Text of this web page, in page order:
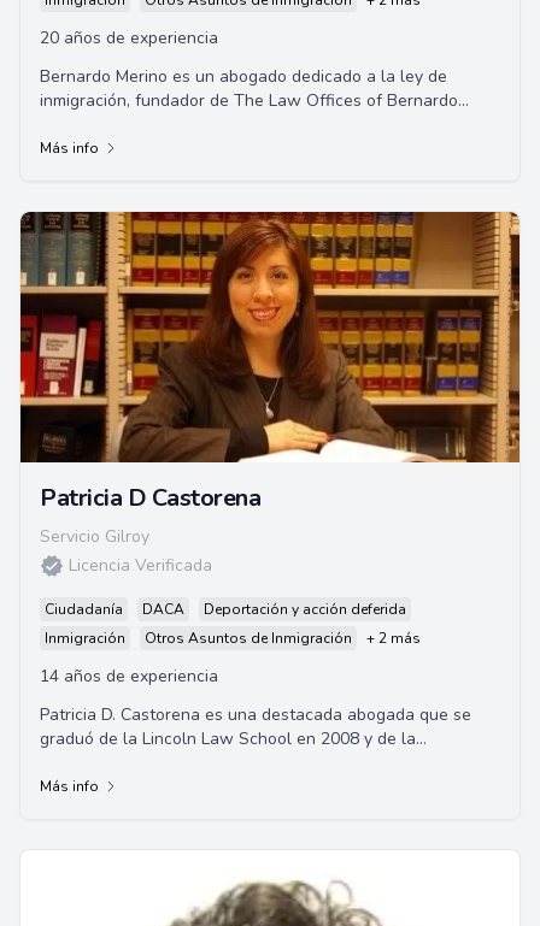
20 años de experiencia
Bernardo Merino es un abogado dedicado a la ley de
inmigración, fundador de The Law Offices of Bernardo
Más info
Patricia D Castorena
Servicio Gilroy
Licencia Verificada
Ciudadanía DACA
Deportación y acción deferida
Inmigración
Otros Asuntos de Inmigración + 2 más
14 años de experiencia
Patricia D. Castorena es una destacada abogada que se
graduó de la Lincoln Law School en 2008 y de la
Más info